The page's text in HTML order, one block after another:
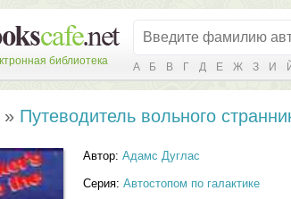
библиотека А Б В Г Д Е Ж З И
Путеводитель вольного
Автор: Адамс Дуглас
Серия: Автостопом по галактике